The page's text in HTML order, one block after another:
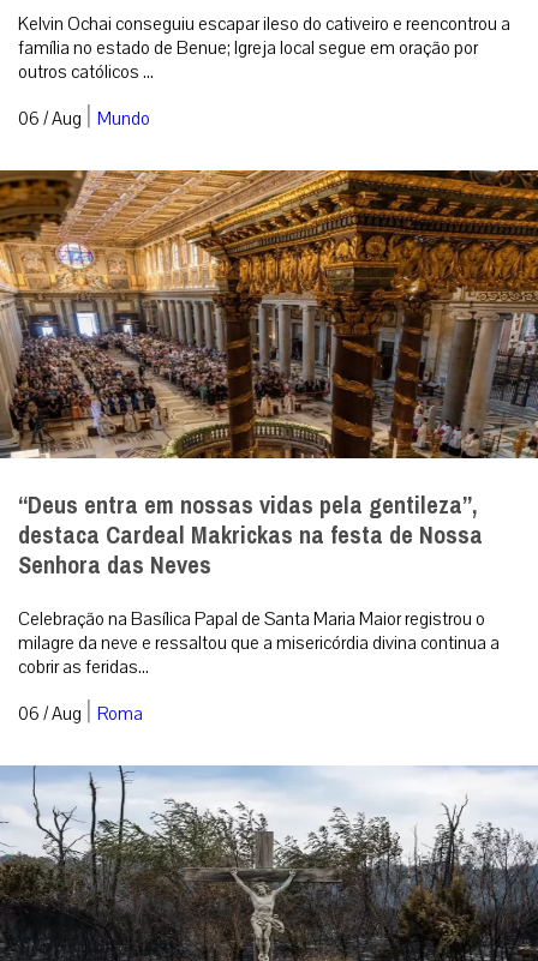
Kelvin Ochai conseguiu escapar ileso do cativeiro e reencontrou a
família no estado de Benue; Igreja local segue em oração por
outros católicos ...
06 / Aug | Mundo
“Deus entra em nossas vidas pela gentileza”,
destaca Cardeal Makrickas na festa de Nossa
Senhora das Neves
Celebração na Basílica Papal de Santa Maria Maior registrou o
milagre da neve e ressaltou que a misericórdia divina continua a
cobrir as feridas...
06 / Aug | Roma